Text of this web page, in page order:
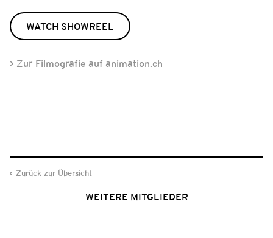
WATCH SHOWREEL
> Zur Filmografie auf animation.ch
Zurück zur Übersicht
WEITERE MITGLIEDER